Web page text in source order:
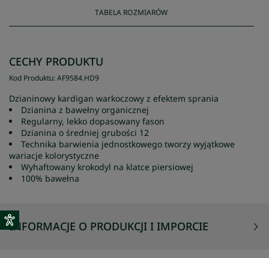
TABELA ROZMIARÓW
CECHY PRODUKTU
Kod Produktu:AF9584.HD9
Dzianinowy kardigan warkoczowy z efektem sprania
Dzianina z bawełny organicznej
Regularny, lekko dopasowany fason
Dzianina o średniej grubości 12
Technika barwienia jednostkowego tworzy wyjątkowe
wariacje kolorystyczne
Wyhaftowany krokodyl na klatce piersiowej
100% bawełna
INFORMACJE O PRODUKCJI I IMPORCIE